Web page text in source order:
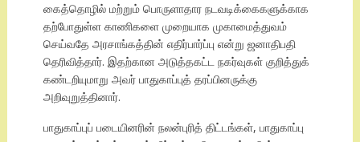
கைத்தொழில் மற்றும் பொருளாதார நடவடிக்கைகளுக்காக
தற்போதுள்ள காணிகளை முறையாக முகாமைத்துவம்
செய்வதே அரசாங்கத்தின் எதிர்பார்ப்பு என்று ஜனாதிபதி
தெரிவித்தார். இதற்கான அடுத்தகட்ட நகர்வுகள் குறித்துக்
கண்டறியுமாறு அவர் பாதுகாப்புத் தரப்பினருக்கு
அறிவுறுத்தினார்.
பாதுகாப்புப் படையினரின் நலன்புரித் திட்டங்கள், பாதுகாப்பு